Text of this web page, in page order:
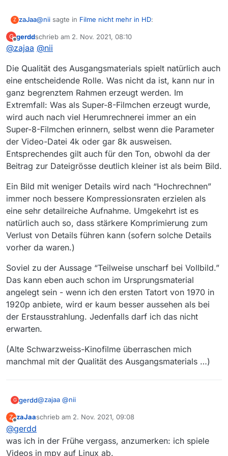
Z zaJaa@nii sagte in Filme nicht mehr in HD:
Teilweise unscharf bei Vollbild.
Ich glaube, der Zusammenhang zwischen Auflösung,
Dateigrösse, und Bildqualität ist komplizierter als du es
dir vorstellst. Man könnte auch völlig miserable
Bildqualität in 4K verbreiten.
Ich habe grade “Die harte Kern” angespielt, und mpv
sagt mir: 1920x1080
G
Offline
gerddschrieb am 2. Nov. 2021, 08:10
zuletzt editiert von
@zajaa @nii
Die Qualität des Ausgangsmaterials spielt natürlich auch
eine entscheidende Rolle. Was nicht da ist, kann nur in
ganz begrenztem Rahmen erzeugt werden. Im
Extremfall: Was als Super-8-Filmchen erzeugt wurde,
wird auch nach viel Herumrechnerei immer an ein
Super-8-Filmchen erinnern, selbst wenn die Parameter
der Video-Datei 4k oder gar 8k ausweisen.
Entsprechendes gilt auch für den Ton, obwohl da der
Beitrag zur Dateigrösse deutlich kleiner ist als beim Bild.
Ein Bild mit weniger Details wird nach “Hochrechnen”
immer noch bessere Kompressionsraten erzielen als
eine sehr detailreiche Aufnahme. Umgekehrt ist es
natürlich auch so, dass stärkere Komprimierung zum
Verlust von Details führen kann (sofern solche Details
vorher da waren.)
Soviel zu der Aussage “Teilweise unscharf bei Vollbild.”
Das kann eben auch schon im Ursprungsmaterial
angelegt sein - wenn ich den ersten Tatort von 1970 in
1920p anbiete, wird er kaum besser aussehen als bei
der Erstausstrahlung. Jedenfalls darf ich das nicht
erwarten.
(Alte Schwarzweiss-Kinofilme überraschen mich
manchmal mit der Qualität des Ausgangsmaterials …)
G gerdd@zajaa @nii
Die Qualität des Ausgangsmaterials spielt natürlich auch
ganz begrenztem Rahmen erzeugt werden. Im
Extremfall: Was als Super-8-Filmchen erzeugt wurde,
Ein Bild mit weniger Details wird nach “Hochrechnen”
immer noch bessere Kompressionsraten erzielen als
Z
Offline
zaJaaschrieb am 2. Nov. 2021, 09:08
zuletzt editiert von
@gerdd
was ich in der Frühe vergass, anzumerken: ich spiele
Videos in mpv auf Linux ab.